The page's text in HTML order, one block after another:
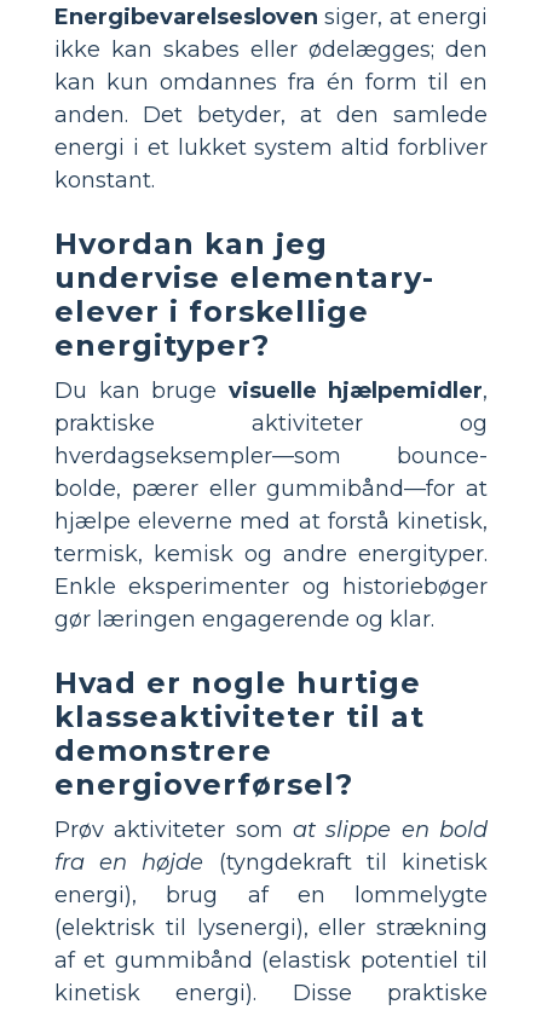
Energibevarelsesloven siger, at energi
ikke kan skabes eller ødelægges; den
kan kun omdannes fra én form til en
anden. Det betyder, at den samlede
energi i et lukket system altid forbliver
konstant.
Hvordan kan jeg
undervise elementary-
elever i forskellige
energityper?
Du kan bruge visuelle hjælpemidler,
praktiske aktiviteter og
hverdagseksempler—som bounce-
bolde, pærer eller gummibånd—for at
hjælpe eleverne med at forstå kinetisk,
termisk, kemisk og andre energityper.
Enkle eksperimenter og historiebøger
gør læringen engagerende og klar.
Hvad er nogle hurtige
klasseaktiviteter til at
demonstrere
energioverførsel?
Prøv aktiviteter som at slippe en bold
fra en højde (tyngdekraft til kinetisk
energi), brug af en lommelygte
(elektrisk til lysenergi), eller strækning
af et gummibånd (elastisk potentiel til
kinetisk energi). Disse praktiske